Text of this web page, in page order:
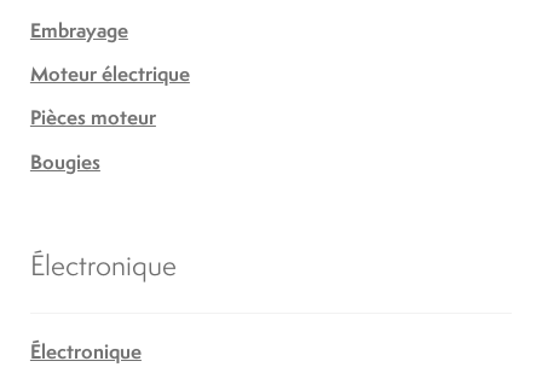
Embrayage
Moteur électrique
Pièces moteur
Bougies
Électronique
Électronique